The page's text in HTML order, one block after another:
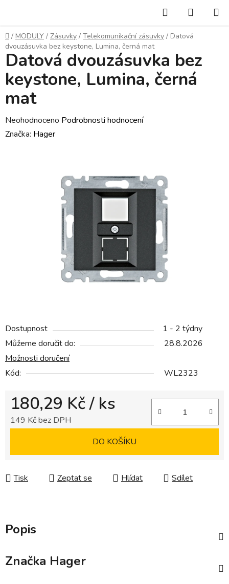
obsah
Hledat
KOŠÍK
Domů
/ MODULY / Zásuvky / Telekomunikační zásuvky / Datová
dvouzásuvka bez keystone, Lumina, černá mat
Dostupnost
1 - 2 týdny
Můžeme doručit do:
28.8.2026
Možnosti doručení
Kód:
WL2323
180,29 Kč/ ks
149 Kč bez DPH
DO KOŠÍKU
Tisk Zeptat se Hlídat Sdílet
Datová dvouzásuvka bez
keystone, Lumina, černá
mat
Průměrné
hodnocení
Neohodnoceno Podrobnosti hodnocení
Značka: Hager
Popis
Značka Hager